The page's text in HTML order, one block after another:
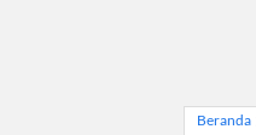
Beranda